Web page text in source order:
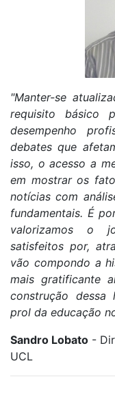
"Manter-se
requisito básico
desempenho
debates que
isso, o acesso a
em mostrar os
notícias com
fundamentais. É
valorizamos o
satisfeitos por,
vão compondo a
mais gratificante
construção dessa
prol da educação
Sandro Lobato -
UCL